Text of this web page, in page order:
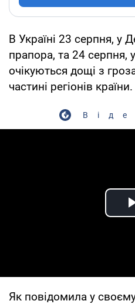
В Україні 23 серпня, у
прапора, та 24 серпня,
очікуються дощі з
частині регіонів країни.
Як повідомила у